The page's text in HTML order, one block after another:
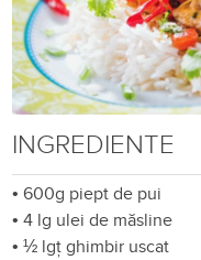
INGREDIENTE
•600g piept de pui
•4 lg ulei de măsline
•½ lgț ghimbir uscat